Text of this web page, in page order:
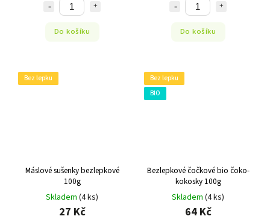
Do košíku Do košíku
Bez lepku
Máslové sušenky bezlepkové
100g
Skladem (4 ks)
27 Kč
Bez lepku
BIO
Bezlepkové čočkové bio čoko-
kokosky 100g
Skladem (4 ks)
64 Kč